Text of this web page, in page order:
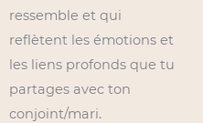
ressemble et qui
reflètent les émotions et
les liens profonds que tu
partages avec ton
conjoint/mari.